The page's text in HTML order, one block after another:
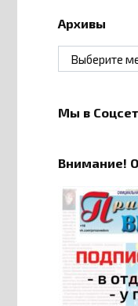
Архивы
Архивы
Мы в
Внимание!